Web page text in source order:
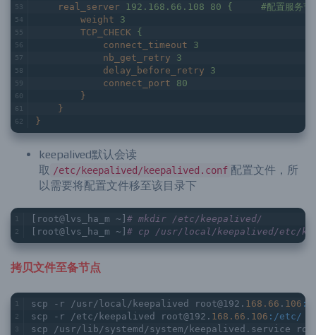
real_server
192.168.66.108 80 {	#配置服
weight
3
TCP_CHECK
{
connect_timeout
3
nb_get_retry
3
delay_before_retry
3
connect_port
80
}
}
}
keepalived默认会读
取 /etc/keepalived/keepalived.conf 配置文件，所
以需要将配置文件移至该目录下
[root@lvs_ha_m ~] # mkdir /etc/keepalived/
[root@lvs_ha_m ~] # cp /usr/local/keepalived/etc/
拷贝文件至备节点
scp -r /usr/local/keepalived root@192. 168.66 . 106 :/
scp -r /etc/keepalived root@192. 168.66 . 106 :/etc/
scp /usr/lib/systemd/system/keepalived.service